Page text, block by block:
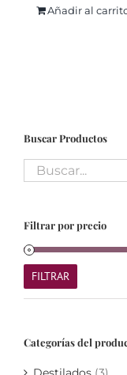
Añadir al
Buscar Productos
Filtrar por precio
FILTRAR
Categorías del